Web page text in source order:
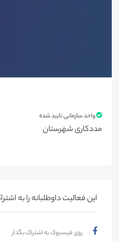
واحد سازمانی تایید شده
مددکاری شهرستان
این فعالیت‌ داوطلبانه را به
روی فیسبوک به اشتراک بگذار